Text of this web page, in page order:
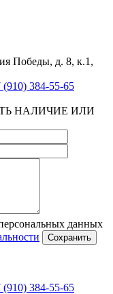
Победы, д. 8, к.1,
(910) 384-55-65
НАЛИЧИЕ ИЛИ
данных
(910) 384-55-65